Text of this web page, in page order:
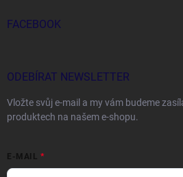
FACEBOOK
ODEBÍRAT NEWSLETTER
Vložte svůj e-mail a my vám budeme
produktech na našem e-shopu.
E-MAIL